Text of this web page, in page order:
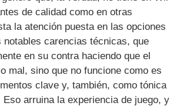
de calidad como en otras
la atención puesta en las opciones
notables carencias técnicas, que
en su contra haciendo que el
mal, sino que no funcione como es
clave y, también, como tónica
Eso arruina la experiencia de juego, y